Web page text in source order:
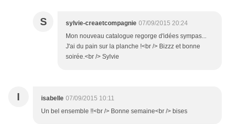
S sylvie-creaetcompagnie 07/09/2015 20:24
Mon nouveau catalogue regorge d'idées sympas...
J'ai du pain sur la planche !<br /> Bizzz et bonne
soirée.<br /> Sylvie
I isabelle 07/09/2015 10:11
Un bel ensemble !!<br /> Bonne semaine<br /> bises